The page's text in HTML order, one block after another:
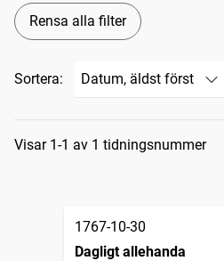
Rensa alla filter
Sortera:
Sökresultat
Visar 1-1 av 1 tidningsnummer
1767-10-30
Dagligt allehanda